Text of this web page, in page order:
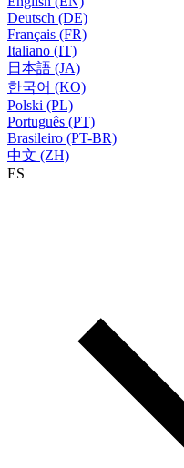
Deutsch (DE)
Français (FR)
Italiano (IT)
日本語 (JA)
한국어 (KO)
Polski (PL)
Português (PT)
Brasileiro (PT-BR)
中文 (ZH)
ES